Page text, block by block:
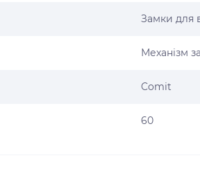
Замки для
Механізм
Comit
60